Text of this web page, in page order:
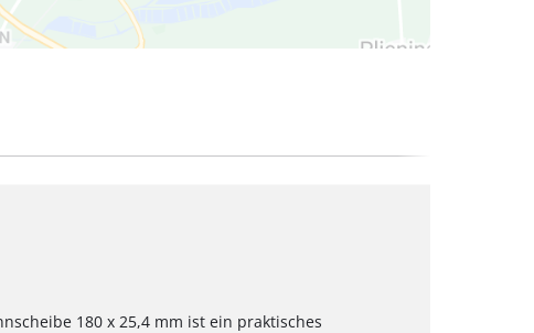
180 x 25,4 mm ist ein praktisches